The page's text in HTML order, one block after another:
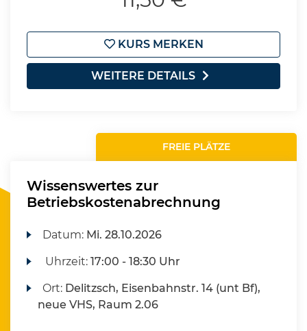
KURS MERKEN
WEITERE DETAILS
FREIE PLÄTZE
Wissenswertes zur
Betriebskostenabrechnung
Datum: Mi. 28.10.2026
Uhrzeit:17:00 - 18:30 Uhr
Ort: Delitzsch, Eisenbahnstr. 14 (unt Bf),
neue VHS, Raum 2.06